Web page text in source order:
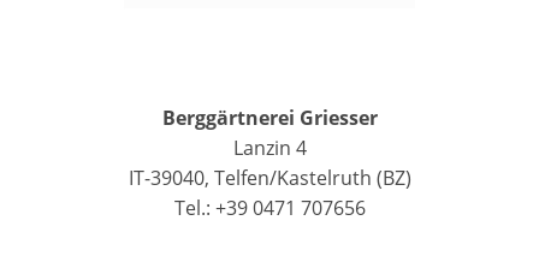
Berggärtnerei Griesser
Lanzin 4
IT-39040, Telfen/Kastelruth (BZ)
Tel.: +39 0471 707656